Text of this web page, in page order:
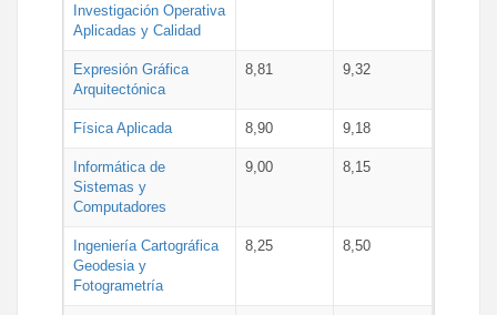
Investigación Operativa
Aplicadas y Calidad
Expresión Gráfica
Arquitectónica
8,81 9,32
Física Aplicada 8,90 9,18
Informática de
Sistemas y
Computadores
9,00 8,15
Ingeniería Cartográfica
Geodesia y
Fotogrametría
8,25 8,50